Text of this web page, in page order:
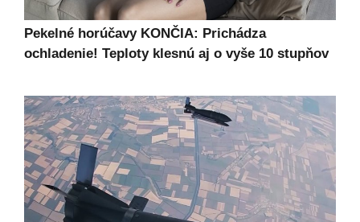
Pekelné horúčavy KONČIA: Prichádza
ochladenie! Teploty klesnú aj o vyše 10 stupňov